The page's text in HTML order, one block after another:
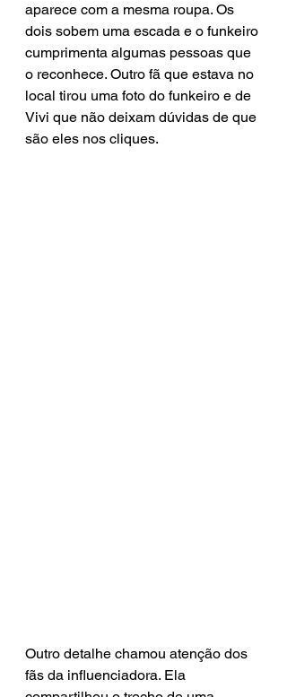
aparece com a mesma roupa. Os
dois sobem uma escada e o funkeiro
cumprimenta algumas pessoas que
o reconhece. Outro fã que estava no
local tirou uma foto do funkeiro e de
Vivi que não deixam dúvidas de que
são eles nos cliques.
Outro detalhe chamou atenção dos
fãs da influenciadora. Ela